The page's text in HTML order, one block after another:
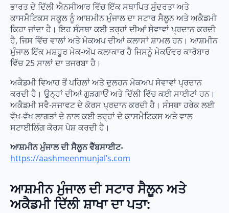
ਭਾਰਤ ਦੇ ਦਿੱਲੀ ਐਨਸੀਆਰ ਵਿੱਚ ਇੱਕ ਸਥਾਪਿਤ ਸੁੰਦਰਤਾ ਅਤੇ
ਕਾਸਮੈਟਿਕਸ ਸਕੂਲ ਨੂੰ ਆਸ਼ਮੀਨ ਮੁੰਜਾਲ ਦਾ ਸਟਾਰ ਸੈਲੂਨ ਅਤੇ ਅਕੈਡਮੀ
ਕਿਹਾ ਜਾਂਦਾ ਹੈ। ਇਹ ਸੰਸਥਾ ਕਈ ਤਰ੍ਹਾਂ ਦੀਆਂ ਸੇਵਾਵਾਂ ਪ੍ਰਦਾਨ ਕਰਦੀ
ਹੈ, ਜਿਸ ਵਿੱਚ ਵਾਲਾਂ ਅਤੇ ਮੇਕਅਪ ਦੀਆਂ ਕਲਾਸਾਂ ਸ਼ਾਮਲ ਹਨ। ਆਸ਼ਮੀਨ
ਮੁੰਜਾਲ ਇੱਕ ਮਸ਼ਹੂਰ ਮੇਕ-ਅੱਪ ਕਲਾਕਾਰ ਹੈ ਜਿਸਨੂੰ ਮੇਕਓਵਰ ਕਾਰੋਬਾਰ
ਵਿੱਚ 25 ਸਾਲਾਂ ਦਾ ਤਜਰਬਾ ਹੈ।
ਅਕੈਡਮੀ ਵਿਆਹ ਤੋਂ ਪਹਿਲਾਂ ਅਤੇ ਦੁਲਹਨ ਮੇਕਅਪ ਸੇਵਾਵਾਂ ਪ੍ਰਦਾਨ
ਕਰਦੀ ਹੈ। ਉਨ੍ਹਾਂ ਦੀਆਂ ਗੁੜਗਾਓਂ ਅਤੇ ਦਿੱਲੀ ਵਿੱਚ ਕਈ ਸਾਈਟਾਂ ਹਨ।
ਅਕੈਡਮੀ ਸਵੈ-ਸਜਾਵਟ ਦੇ ਕੋਰਸ ਪ੍ਰਦਾਨ ਕਰਦੀ ਹੈ। ਸੰਸਥਾ ਹਰੇਕ ਲਈ
ਵੱਖ-ਵੱਖ ਲਾਗਤਾਂ ਦੇ ਨਾਲ ਕਈ ਤਰ੍ਹਾਂ ਦੇ ਕਾਸਮੈਟਿਕਸ ਅਤੇ ਵਾਲ
ਸਟਾਈਲਿੰਗ ਕੋਰਸ ਪੇਸ਼ ਕਰਦੀ ਹੈ।
ਆਸ਼ਮੀਨ ਮੁੰਜਾਲ ਦੀ ਸੈਲੂਨ ਵੈੱਬਸਾਈਟ-
https://aashmeenmunjal’s.com
ਆਸ਼ਮੀਨ ਮੁੰਜਾਲ ਦੀ ਸਟਾਰ ਸੈਲੂਨ ਅਤੇ
ਅਕੈਡਮੀ ਦਿੱਲੀ ਸ਼ਾਖਾ ਦਾ ਪਤਾ: